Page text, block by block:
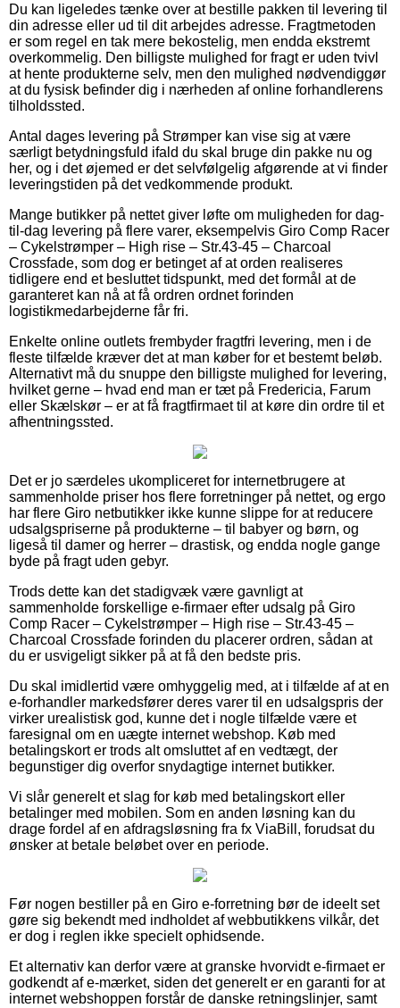
Du kan ligeledes tænke over at bestille pakken til levering til
din adresse eller ud til dit arbejdes adresse. Fragtmetoden
er som regel en tak mere bekostelig, men endda ekstremt
overkommelig. Den billigste mulighed for fragt er uden tvivl
at hente produkterne selv, men den mulighed nødvendiggør
at du fysisk befinder dig i nærheden af online forhandlerens
tilholdssted.
Antal dages levering på Strømper kan vise sig at være
særligt betydningsfuld ifald du skal bruge din pakke nu og
her, og i det øjemed er det selvfølgelig afgørende at vi finder
leveringstiden på det vedkommende produkt.
Mange butikker på nettet giver løfte om muligheden for dag-
til-dag levering på flere varer, eksempelvis Giro Comp Racer
– Cykelstrømper – High rise – Str.43-45 – Charcoal
Crossfade, som dog er betinget af at orden realiseres
tidligere end et besluttet tidspunkt, med det formål at de
garanteret kan nå at få ordren ordnet forinden
logistikmedarbejderne får fri.
Enkelte online outlets frembyder fragtfri levering, men i de
fleste tilfælde kræver det at man køber for et bestemt beløb.
Alternativt må du snuppe den billigste mulighed for levering,
hvilket gerne – hvad end man er tæt på Fredericia, Farum
eller Skælskør – er at få fragtfirmaet til at køre din ordre til et
afhentningssted.
Det er jo særdeles ukompliceret for internetbrugere at
sammenholde priser hos flere forretninger på nettet, og ergo
har flere Giro netbutikker ikke kunne slippe for at reducere
udsalgspriserne på produkterne – til babyer og børn, og
ligeså til damer og herrer – drastisk, og endda nogle gange
byde på fragt uden gebyr.
Trods dette kan det stadigvæk være gavnligt at
sammenholde forskellige e-firmaer efter udsalg på Giro
Comp Racer – Cykelstrømper – High rise – Str.43-45 –
Charcoal Crossfade forinden du placerer ordren, sådan at
du er usvigeligt sikker på at få den bedste pris.
Du skal imidlertid være omhyggelig med, at i tilfælde af at en
e-forhandler markedsfører deres varer til en udsalgspris der
virker urealistisk god, kunne det i nogle tilfælde være et
faresignal om en uægte internet webshop. Køb med
betalingskort er trods alt omsluttet af en vedtægt, der
begunstiger dig overfor snydagtige internet butikker.
Vi slår generelt et slag for køb med betalingskort eller
betalinger med mobilen. Som en anden løsning kan du
drage fordel af en afdragsløsning fra fx ViaBill, forudsat du
ønsker at betale beløbet over en periode.
Før nogen bestiller på en Giro e-forretning bør de ideelt set
gøre sig bekendt med indholdet af webbutikkens vilkår, det
er dog i reglen ikke specielt ophidsende.
Et alternativ kan derfor være at granske hvorvidt e-firmaet er
godkendt af e-mærket, siden det generelt er en garanti for at
internet webshoppen forstår de danske retningslinjer, samt